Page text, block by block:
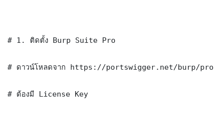
# 1. ติดตั้ง Burp Suite Pro
# ดาวน์โหลดจาก https://portswigger.net/burp/pro
# ต้องมี License Key